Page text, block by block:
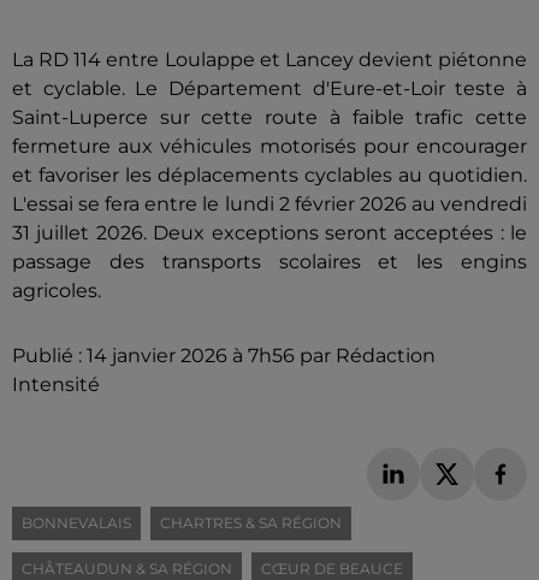
La RD 114 entre Loulappe et Lancey devient piétonne
et cyclable. Le Département d'Eure-et-Loir teste à
Saint-Luperce sur cette route à faible trafic cette
fermeture aux véhicules motorisés pour encourager
et favoriser les déplacements cyclables au quotidien.
L'essai se fera entre le lundi 2 février 2026 au vendredi
31 juillet 2026. Deux exceptions seront acceptées : le
passage des transports scolaires et les engins
agricoles.
Publié : 14 janvier 2026 à 7h56 par Rédaction
Intensité
BONNEVALAIS CHARTRES & SA RÉGION
CHÂTEAUDUN & SA RÉGION CŒUR DE BEAUCE